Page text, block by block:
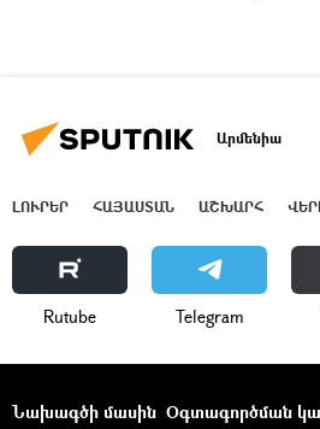
Արմենիա
ԼՈՒՐԵՐ ՀԱՅԱՍՏԱՆ ԱՇԽԱՐՀ
Rutube Telegram
Նախագծի մասին Օգտագործման